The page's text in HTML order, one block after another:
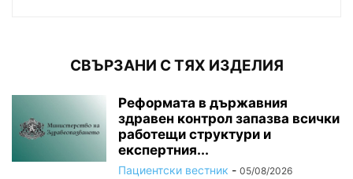
СВЪРЗАНИ С ТЯХ ИЗДЕЛИЯ
Реформата в държавния
здравен контрол запазва всички
работещи структури и
експертния...
Пациентски вестник - 05/08/2026